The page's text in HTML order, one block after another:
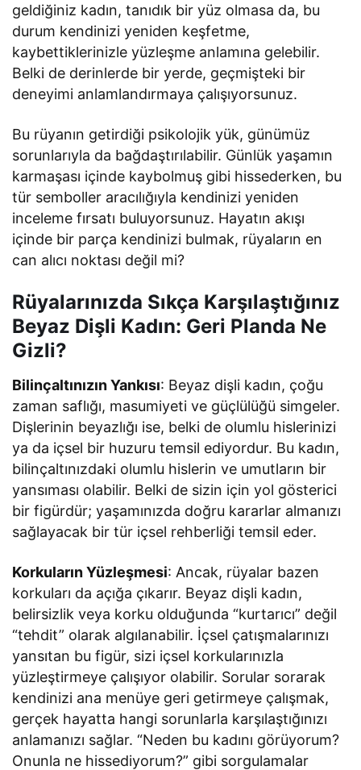
geldiğiniz kadın, tanıdık bir yüz olmasa da, bu
durum kendinizi yeniden keşfetme,
kaybettiklerinizle yüzleşme anlamına gelebilir.
Belki de derinlerde bir yerde, geçmişteki bir
deneyimi anlamlandırmaya çalışıyorsunuz.
Bu rüyanın getirdiği psikolojik yük, günümüz
sorunlarıyla da bağdaştırılabilir. Günlük yaşamın
karmaşası içinde kaybolmuş gibi hissederken, bu
tür semboller aracılığıyla kendinizi yeniden
inceleme fırsatı buluyorsunuz. Hayatın akışı
içinde bir parça kendinizi bulmak, rüyaların en
can alıcı noktası değil mi?
Rüyalarınızda Sıkça Karşılaştığınız
Beyaz Dişli Kadın: Geri Planda Ne
Gizli?
Bilinçaltınızın Yankısı: Beyaz dişli kadın, çoğu
zaman saflığı, masumiyeti ve güçlülüğü simgeler.
Dişlerinin beyazlığı ise, belki de olumlu hislerinizi
ya da içsel bir huzuru temsil ediyordur. Bu kadın,
bilinçaltınızdaki olumlu hislerin ve umutların bir
yansıması olabilir. Belki de sizin için yol gösterici
bir figürdür; yaşamınızda doğru kararlar almanızı
sağlayacak bir tür içsel rehberliği temsil eder.
Korkuların Yüzleşmesi: Ancak, rüyalar bazen
korkuları da açığa çıkarır. Beyaz dişli kadın,
belirsizlik veya korku olduğunda “kurtarıcı” değil
“tehdit” olarak algılanabilir. İçsel çatışmalarınızı
yansıtan bu figür, sizi içsel korkularınızla
yüzleştirmeye çalışıyor olabilir. Sorular sorarak
kendinizi ana menüye geri getirmeye çalışmak,
gerçek hayatta hangi sorunlarla karşılaştığınızı
anlamanızı sağlar. “Neden bu kadını görüyorum?
Onunla ne hissediyorum?” gibi sorgulamalar